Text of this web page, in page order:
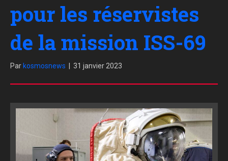
pour les réservistes
de la mission ISS-69
Par kosmosnews 31 janvier 2023